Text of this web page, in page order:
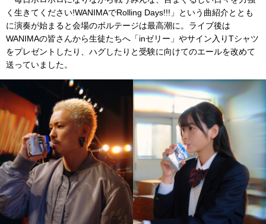
く生きてください!WANIMAでRolling Days!!!」という曲紹介ととも
に演奏が始まると会場のボルテージは最高潮に。ライブ後は
WANIMAの皆さんから生徒たちへ「inゼリー」やサイン入りTシャツ
をプレゼントしたり、ハグしたりと受験に向けてのエールを改めて
送っていました。